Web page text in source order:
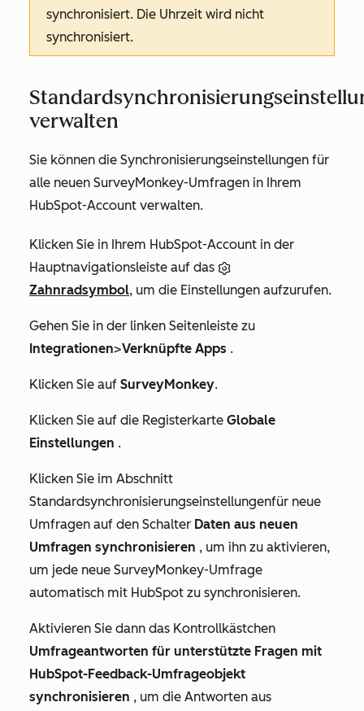
synchronisiert. Die Uhrzeit wird nicht
synchronisiert.
verwalten
Sie können die Synchronisierungseinstellungen für
alle neuen SurveyMonkey-Umfragen in Ihrem
HubSpot-Account verwalten.
Klicken Sie in Ihrem HubSpot-Account in der
Hauptnavigationsleiste auf das
Zahnradsymbol, um die Einstellungen aufzurufen.
Gehen Sie in der linken Seitenleiste zu
Integrationen>Verknüpfte Apps .
Klicken Sie auf SurveyMonkey.
Klicken Sie auf die Registerkarte Globale
Einstellungen .
Klicken Sie im Abschnitt
Standardsynchronisierungseinstellungenfür neue
Umfragen auf den Schalter Daten aus neuen
Umfragen synchronisieren , um ihn zu aktivieren,
um jede neue SurveyMonkey-Umfrage
automatisch mit HubSpot zu synchronisieren.
Aktivieren Sie dann das Kontrollkästchen
Umfrageantworten für unterstützte Fragen mit
HubSpot-Feedback-Umfrageobjekt
synchronisieren , um die Antworten aus